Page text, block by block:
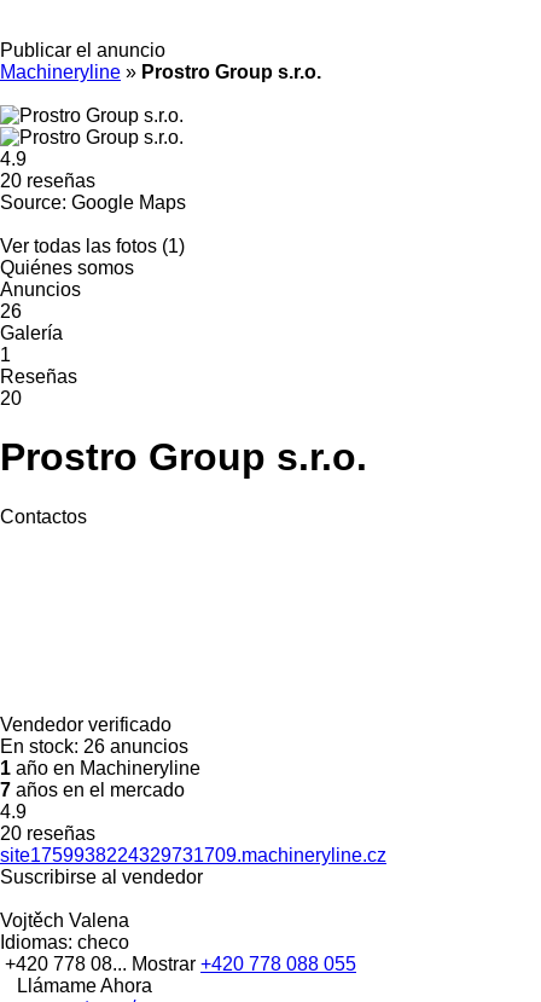
Publicar el anuncio
Machineryline » Prostro Group s.r.o.
4.9
20 reseñas
Source: Google Maps
Ver todas las fotos (1)
Quiénes somos
Anuncios
26
Galería
1
Reseñas
20
Prostro Group s.r.o.
Contactos
Vendedor verificado
En stock: 26 anuncios
1 año en Machineryline
7 años en el mercado
4.9
20 reseñas
site1759938224329731709.machineryline.cz
Suscribirse al vendedor
Vojtěch Valena
Idiomas: checo
+420 778 08... Mostrar +420 778 088 055
Llámame Ahora